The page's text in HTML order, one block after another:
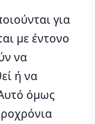
για
με έντονο
να
ή να
όμως